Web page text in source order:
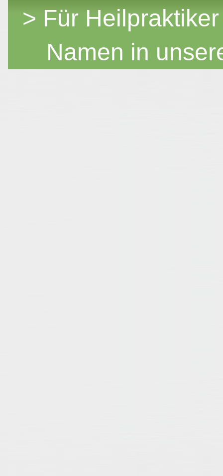
> Für
Namen in